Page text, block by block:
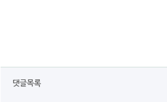
댓글목록